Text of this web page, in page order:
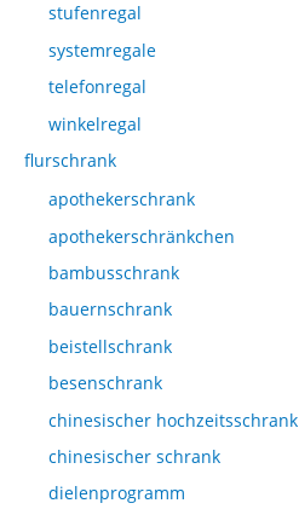
stufenregal
systemregale
telefonregal
winkelregal
flurschrank
apothekerschrank
apothekerschränkchen
bambusschrank
bauernschrank
beistellschrank
besenschrank
chinesischer hochzeitsschrank
chinesischer schrank
dielenprogramm